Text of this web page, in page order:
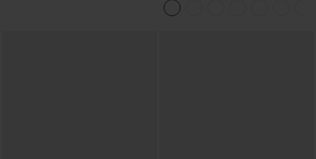
schmaler wirken lässt, mit Taschen,
weitem Bein und Mikro-Waffelstruktur